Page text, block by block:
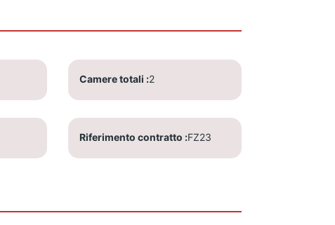
Camere totali 2
Riferimento contratto FZ23